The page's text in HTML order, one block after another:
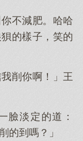
不減肥。哈哈
的樣子，笑的
削你啊！」王
臉淡定的道：
的到嗎？」